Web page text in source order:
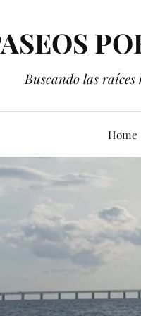
Buscando las
Home